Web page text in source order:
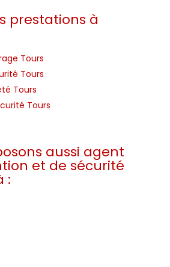
prestations à
Tours
Tours
Tours
Tours
aussi agent
et de sécurité
: